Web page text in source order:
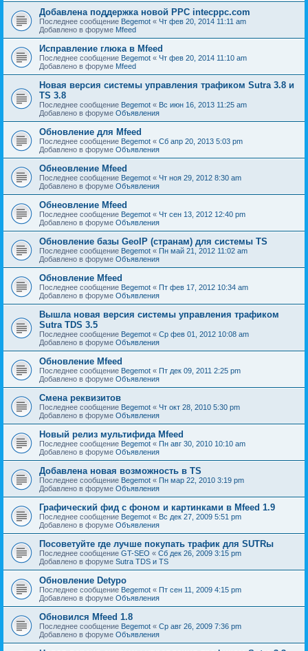
Добавлена поддержка новой PPC intecppc.com
Последнее сообщение Begemot « Чт фев 20, 2014 11:11 am
Добавлено в форуме Mfeed
Исправление глюка в Mfeed
Последнее сообщение Begemot « Чт фев 20, 2014 11:10 am
Добавлено в форуме Mfeed
Новая версия системы управления трафиком Sutra 3.8 и
TS 3.8
Последнее сообщение Begemot « Вс июн 16, 2013 11:25 am
Добавлено в форуме Объявления
Обновление для Mfeed
Последнее сообщение Begemot « Сб апр 20, 2013 5:03 pm
Добавлено в форуме Объявления
Обнеовление Mfeed
Последнее сообщение Begemot « Чт ноя 29, 2012 8:30 am
Добавлено в форуме Объявления
Обнеовление Mfeed
Последнее сообщение Begemot « Чт сен 13, 2012 12:40 pm
Добавлено в форуме Объявления
Обновление базы GeoIP (странам) для системы TS
Последнее сообщение Begemot « Пн май 21, 2012 11:02 am
Добавлено в форуме Объявления
Обновление Mfeed
Последнее сообщение Begemot « Пт фев 17, 2012 10:34 am
Добавлено в форуме Объявления
Вышла новая версия системы управления трафиком
Sutra TDS 3.5
Последнее сообщение Begemot « Ср фев 01, 2012 10:08 am
Добавлено в форуме Объявления
Обновление Mfeed
Последнее сообщение Begemot « Пт дек 09, 2011 2:25 pm
Добавлено в форуме Объявления
Смена реквизитов
Последнее сообщение Begemot « Чт окт 28, 2010 5:30 pm
Добавлено в форуме Объявления
Новый релиз мультифида Mfeed
Последнее сообщение Begemot « Пн авг 30, 2010 10:10 am
Добавлено в форуме Объявления
Добавлена новая возможность в TS
Последнее сообщение Begemot « Пн мар 22, 2010 3:19 pm
Добавлено в форуме Объявления
Графический фид с фоном и картинками в Mfeed 1.9
Последнее сообщение Begemot « Вс дек 27, 2009 5:51 pm
Добавлено в форуме Объявления
Посоветуйте где лучше покупать трафик для SUTRы
Последнее сообщение GT-SEO « Сб дек 26, 2009 3:15 pm
Добавлено в форуме Sutra TDS и TS
Обновление Detypo
Последнее сообщение Begemot « Пт сен 11, 2009 4:15 pm
Добавлено в форуме Объявления
Обновился Mfeed 1.8
Последнее сообщение Begemot « Ср авг 26, 2009 7:36 pm
Добавлено в форуме Объявления